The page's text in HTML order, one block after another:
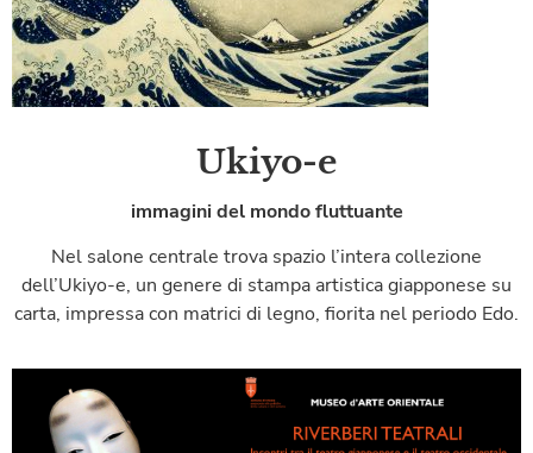
Ukiyo-e
immagini del mondo fluttuante
Nel salone centrale trova spazio l’intera collezione
dell’Ukiyo-e, un genere di stampa artistica giapponese su
carta, impressa con matrici di legno, fiorita nel periodo Edo.